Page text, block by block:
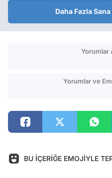
Daha Fazla
Yorumlar
Yorumlar ve
BU İÇERİĞE EMOJİYLE